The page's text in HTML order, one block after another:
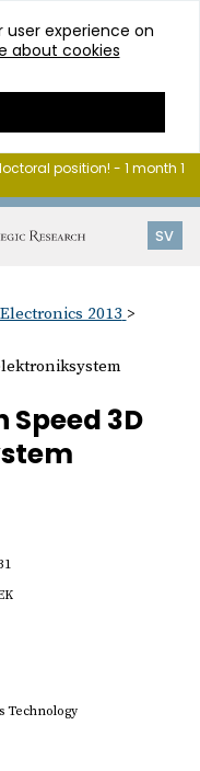
experience on
about cookies
SV
position! - 1 month 1
2013
Speed 3D
Technology